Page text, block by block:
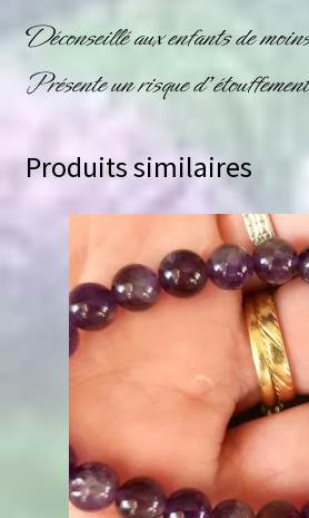
Déconseillé aux enfants de
Présente un risque
Produits similaires